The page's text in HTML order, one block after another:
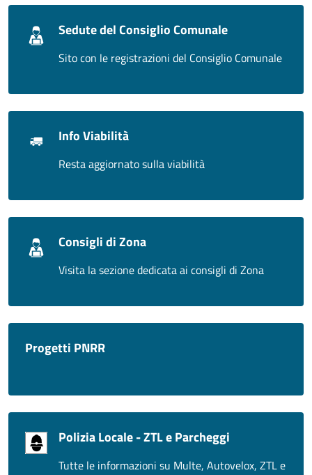
Sedute del Consiglio Comunale
Sito con le registrazioni del Consiglio Comunale
Info Viabilità
Resta aggiornato sulla viabilità
Consigli di Zona
Visita la sezione dedicata ai consigli di Zona
Progetti PNRR
Polizia Locale - ZTL e Parcheggi
Tutte le informazioni su Multe, Autovelox, ZTL e